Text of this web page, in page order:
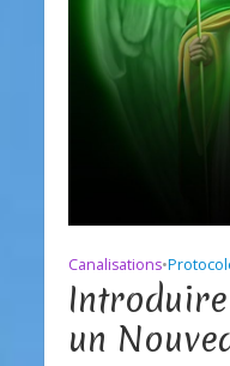
Canalisations•
un